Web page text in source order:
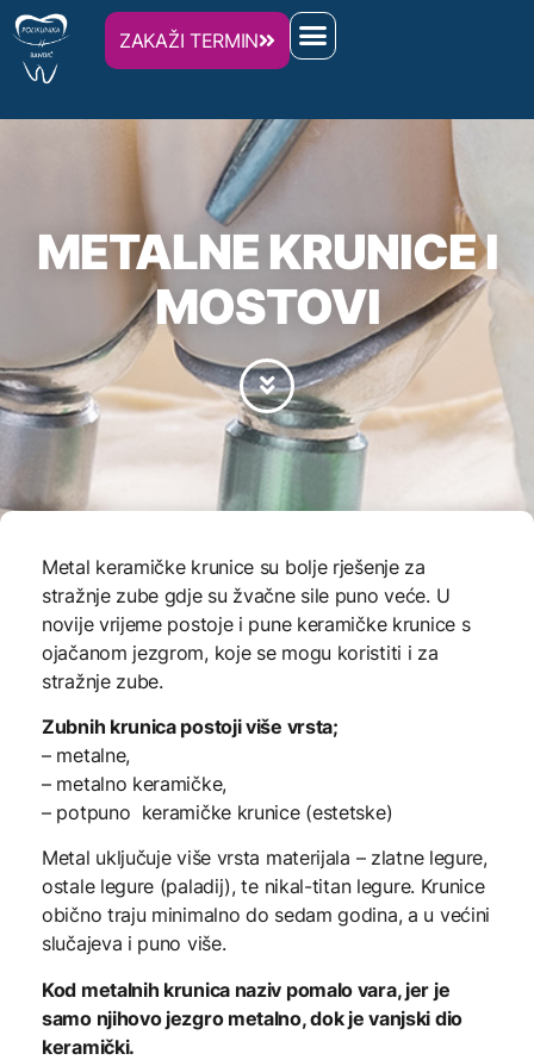
ZAKAŽI TERMIN
METALNE KRUNICE I
MOSTOVI
Metal keramičke krunice su bolje rješenje za
stražnje zube gdje su žvačne sile puno veće. U
novije vrijeme postoje i pune keramičke krunice s
ojačanom jezgrom, koje se mogu koristiti i za
stražnje zube.
Zubnih krunica postoji više vrsta;
– metalne,
– metalno keramičke,
– potpuno keramičke krunice (estetske)
Metal uključuje više vrsta materijala – zlatne legure,
ostale legure (paladij), te nikal-titan legure. Krunice
obično traju minimalno do sedam godina, a u većini
slučajeva i puno više.
Kod metalnih krunica naziv pomalo vara, jer je
samo njihovo jezgro metalno, dok je vanjski dio
keramički.